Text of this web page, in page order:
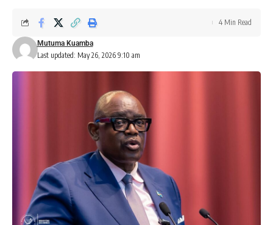
Last updated: May 26, 2026 9:10 am
Mutuma Kuamba
4 Min Read